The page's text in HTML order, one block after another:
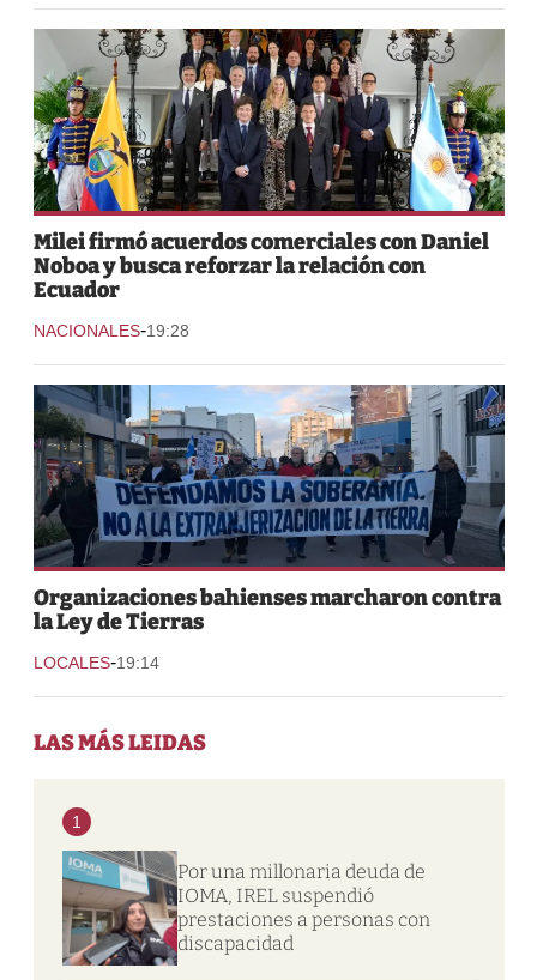
Milei firmó acuerdos comerciales con Daniel
Noboa y busca reforzar la relación con
Ecuador
NACIONALES-19:28
Organizaciones bahienses marcharon contra
la Ley de Tierras
LOCALES-19:14
LAS MÁS LEIDAS
1
Por una millonaria deuda de
IOMA, IREL suspendió
prestaciones a personas con
discapacidad